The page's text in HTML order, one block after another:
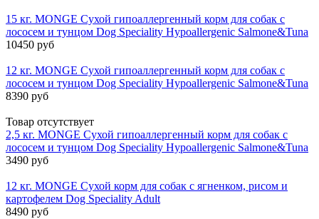
15 кг. MONGE Сухой гипоаллергенный корм для собак с
лососем и тунцом Dog Speciality Hypoallergenic Salmone&Tuna
10450 руб
12 кг. MONGE Сухой гипоаллергенный корм для собак с
лососем и тунцом Dog Speciality Hypoallergenic Salmone&Tuna
8390 руб
Товар отсутствует
2,5 кг. MONGE Сухой гипоаллергенный корм для собак с
лососем и тунцом Dog Speciality Hypoallergenic Salmone&Tuna
3490 руб
12 кг. MONGE Сухой корм для собак с ягненком, рисом и
картофелем Dog Speciality Adult
8490 руб